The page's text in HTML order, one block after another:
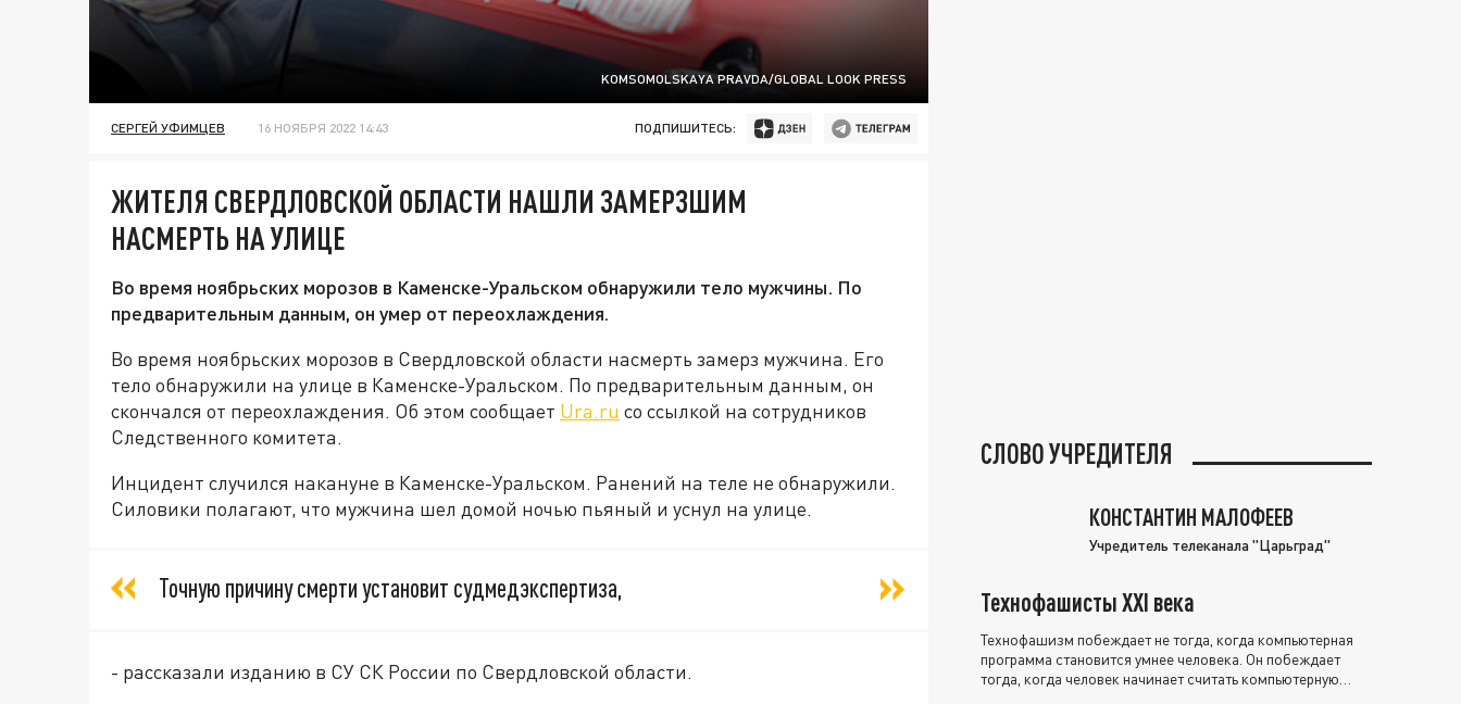
KOMSOMOLSKAYA PRAVDA/GLOBAL LOOK PRESS
СЕРГЕЙ УФИМЦЕВ 16 НОЯБРЯ 2022 14:43 ПОДПИШИТЕСЬ:
ЖИТЕЛЯ СВЕРДЛОВСКОЙ ОБЛАСТИ НАШЛИ ЗАМЕРЗШИМ
НАСМЕРТЬ НА УЛИЦЕ
Во время ноябрьских морозов в Каменске-Уральском обнаружили тело мужчины. По
предварительным данным, он умер от переохлаждения.
Во время ноябрьских морозов в Свердловской области насмерть замерз мужчина. Его
тело обнаружили на улице в Каменске-Уральском. По предварительным данным, он
скончался от переохлаждения. Об этом сообщает Ura.ru со ссылкой на сотрудников
Следственного комитета.
Инцидент случился накануне в Каменске-Уральском. Ранений на теле не обнаружили.
Силовики полагают, что мужчина шел домой ночью пьяный и уснул на улице.
Точную причину смерти установит судмедэкспертиза,
- рассказали изданию в СУ СК России по Свердловской области.
СЛОВО УЧРЕДИТЕЛЯ
КОНСТАНТИН МАЛОФЕЕВ
Учредитель телеканала "Царьград"
Технофашисты XXI века
Технофашизм побеждает не тогда, когда компьютерная
программа становится умнее человека. Он побеждает
тогда, когда человек начинает считать компьютерную